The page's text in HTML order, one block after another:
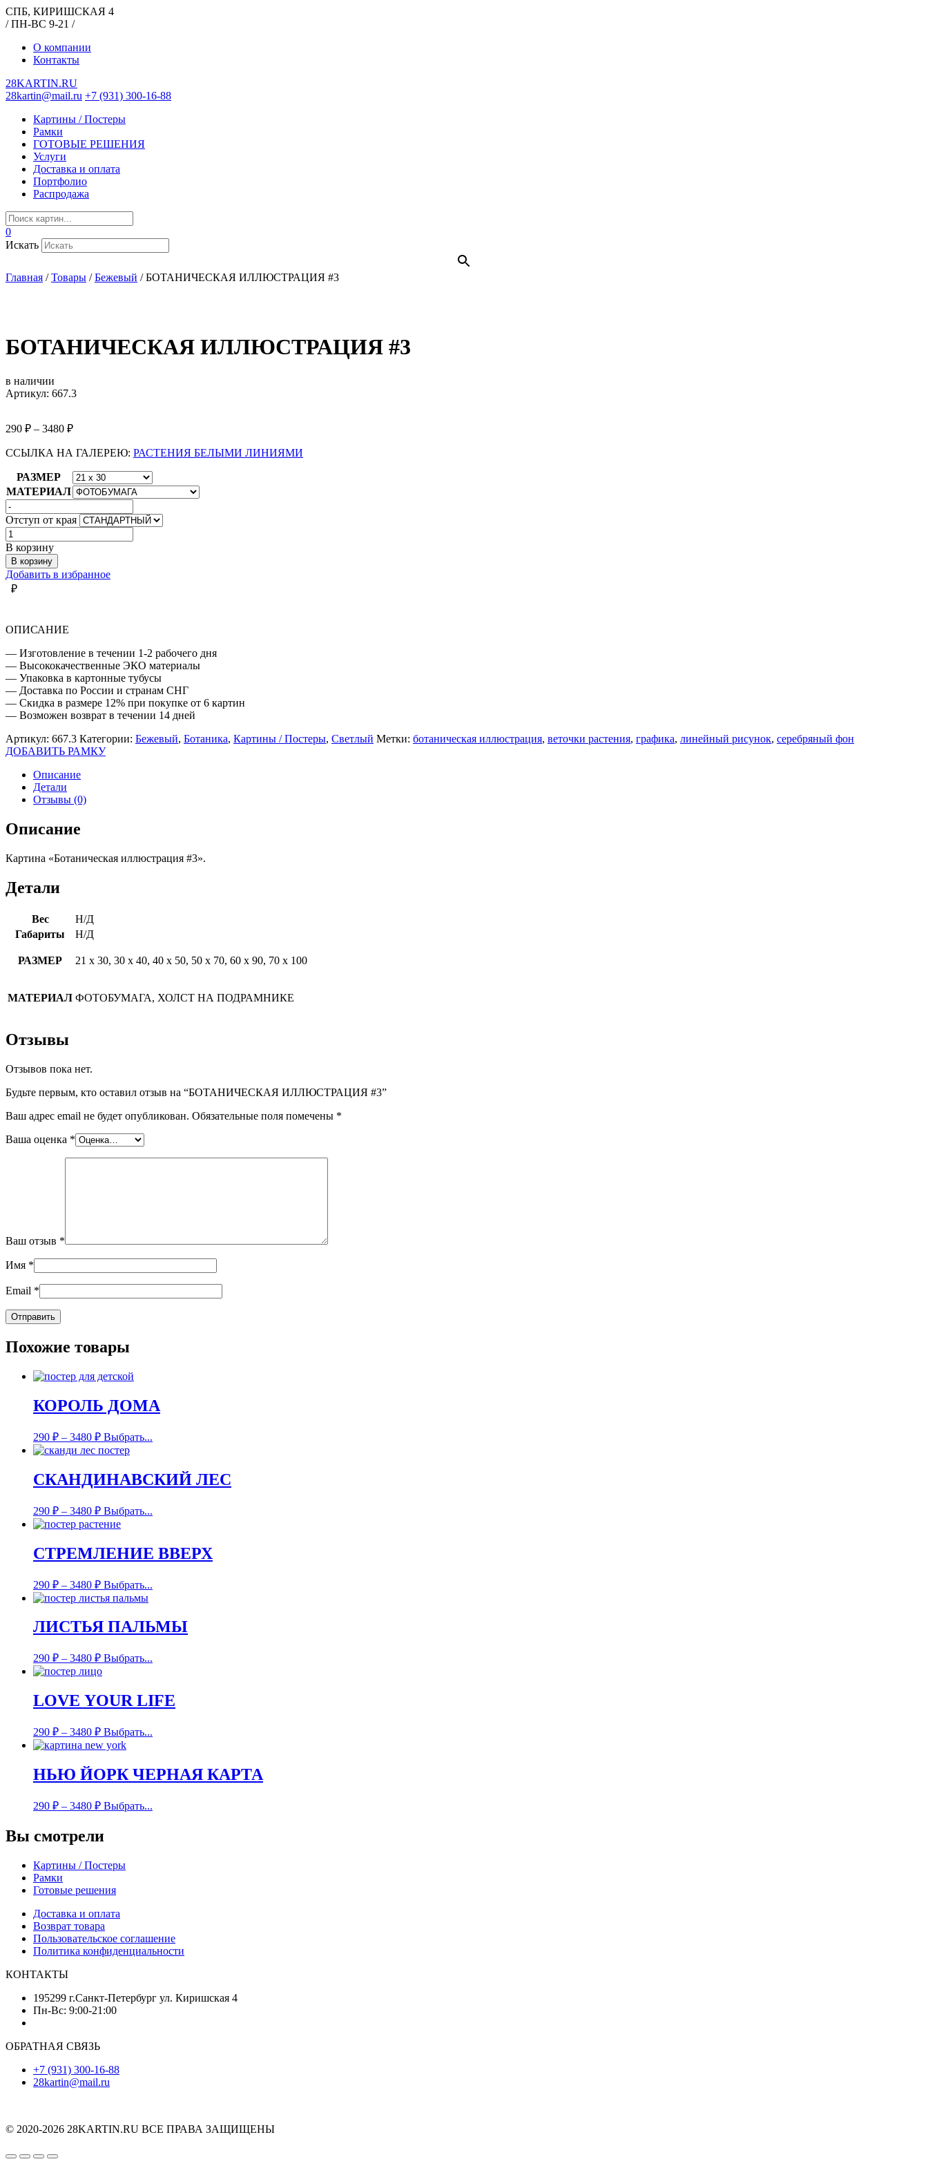
СПБ, КИРИШСКАЯ 4
/ ПН-ВС 9-21 /
О компании
Контакты
28KARTIN.RU
28kartin@mail.ru +7 (931) 300-16-88
Картины / Постеры
Рамки
ГОТОВЫЕ РЕШЕНИЯ
Услуги
Доставка и оплата
Портфолио
Распродажа
0
Искать
Главная /Товары /Бежевый /БОТАНИЧЕСКАЯ ИЛЛЮСТРАЦИЯ #3
БОТАНИЧЕСКАЯ ИЛЛЮСТРАЦИЯ #3
в наличии
Артикул: 667.3
290 ₽ – 3480 ₽
ССЫЛКА НА ГАЛЕРЕЮ: РАСТЕНИЯ БЕЛЫМИ ЛИНИЯМИ
РАЗМЕР
МАТЕРИАЛ
Отступ от края
Количество
товара
БОТАНИЧЕСКАЯ
ИЛЛЮСТРАЦИЯ
#3
В корзину
В корзину
Добавить в избранное
₽
ОПИСАНИЕ
— Изготовление в течении 1-2 рабочего дня
— Высококачественные ЭКО материалы
— Упаковка в картонные тубусы
— Доставка по России и странам СНГ
— Скидка в размере 12% при покупке от 6 картин
— Возможен возврат в течении 14 дней
Артикул: 667.3 Категории: Бежевый, Ботаника, Картины / Постеры, Светлый Метки: ботаническая иллюстрация, веточки растения, графика, линейный рисунок, серебряный фон
ДОБАВИТЬ РАМКУ
Описание
Детали
Отзывы (0)
Описание
Картина «Ботаническая иллюстрация #3».
Детали
Вес
Н/Д
Габариты
Н/Д
РАЗМЕР 21 х 30, 30 х 40, 40 х 50, 50 х 70, 60 х 90, 70 х 100
МАТЕРИАЛ ФОТОБУМАГА, ХОЛСТ НА ПОДРАМНИКЕ
Отзывы
Отзывов пока нет.
Будьте первым, кто оставил отзыв на “БОТАНИЧЕСКАЯ ИЛЛЮСТРАЦИЯ #3”
Ваш адрес email не будет опубликован. Обязательные поля помечены *
Ваша оценка *
Ваш отзыв *
Имя *
Email *
Похожие товары
КОРОЛЬ ДОМА
290 ₽ – 3480 ₽ Выбрать...
СКАНДИНАВСКИЙ ЛЕС
290 ₽ – 3480 ₽ Выбрать...
СТРЕМЛЕНИЕ ВВЕРХ
290 ₽ – 3480 ₽ Выбрать...
ЛИСТЬЯ ПАЛЬМЫ
290 ₽ – 3480 ₽ Выбрать...
LOVE YOUR LIFE
290 ₽ – 3480 ₽ Выбрать...
НЬЮ ЙОРК ЧЕРНАЯ КАРТА
290 ₽ – 3480 ₽ Выбрать...
Вы смотрели
Картины / Постеры
Рамки
Готовые решения
Доставка и оплата
Возврат товара
Пользовательское соглашение
Политика конфиденциальности
КОНТАКТЫ
195299 г.Санкт-Петербург ул. Киришская 4
Пн-Вс: 9:00-21:00
ОБРАТНАЯ СВЯЗЬ
+7 (931) 300-16-88
28kartin@mail.ru
© 2020-2026 28KARTIN.RU ВСЕ ПРАВА ЗАЩИЩЕНЫ